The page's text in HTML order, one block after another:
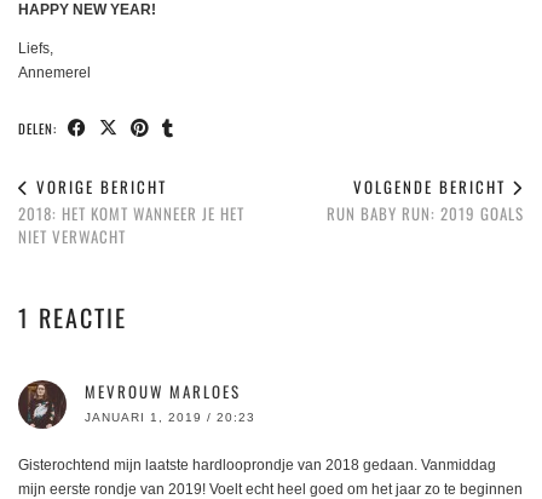
HAPPY NEW YEAR!
Liefs,
Annemerel
DELEN:
VORIGE BERICHT
2018: HET KOMT WANNEER JE HET
NIET VERWACHT
VOLGENDE BERICHT
RUN BABY RUN: 2019 GOALS
1 REACTIE
MEVROUW MARLOES
JANUARI 1, 2019 / 20:23
Gisterochtend mijn laatste hardlooprondje van 2018 gedaan. Vanmiddag
mijn eerste rondje van 2019! Voelt echt heel goed om het jaar zo te beginnen